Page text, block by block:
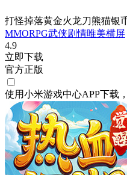
打怪掉落黄金火龙刀熊猫银
MMORPG武侠剧情唯美横屏
4.9
立即下载
官方正版
使用小米游戏中心APP下载